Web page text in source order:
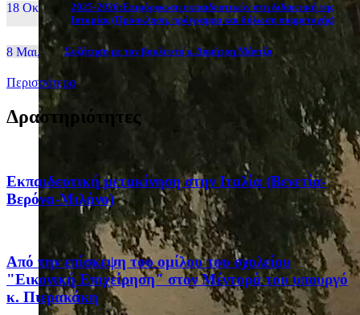
18 Οκτ, 25
2025-2026:Επιμόρφωση εκπαιδευτικών στη διδακτική της
Ιστορίας (Πρόσκληση, πρόγραμμα και δήλωση συμμετοχής)
8 Μαι, 26 Συζήτηση με τον βουλευτή κ. Δημήτρη Μάντζο
Περισσότερα
Δραστηριότητες
Eκπαιδευτική μετακίνηση στην Ιταλία (Βενετία-
Βερόνα-Μιλάνο)
Από την επίσκεψη του ομίλου του σχολείου
"Εικονική Επιχείρηση" στον Μέντορά του υπουργό
κ. Πιερακάκη